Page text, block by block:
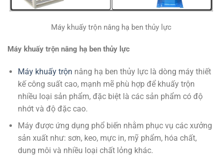
Máy khuấy trộn nâng hạ ben thủy lực
Máy khuấy trộn nâng hạ ben thủy lực
Máy khuấy trộn nâng hạ ben thủy lực là dòng máy thiết
kế công suất cao, mạnh mẽ phù hợp để khuấy trộn
nhiều loại sản phẩm, đặc biệt là các sản phẩm có độ
nhớt và độ đặc cao.
Máy được ứng dụng phổ biến nhằm phục vụ các xưởng
sản xuất như: sơn, keo, mực in, mỹ phẩm, hóa chất,
dung môi và nhiều loại chất lỏng khác.